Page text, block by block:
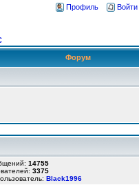
Профиль
Форум
14755
3375
Black1996